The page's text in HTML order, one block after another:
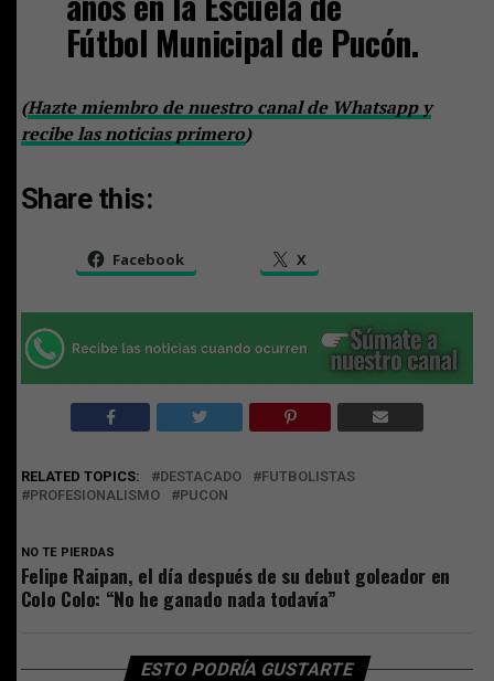
Fútbol Municipal de Pucón.
(Hazte miembro de nuestro canal de Whatsapp y
recibe las noticias primero)
Share this:
Facebook X
RELATED TOPICS: DESTACADO
FUTBOLISTAS
PROFESIONALISMO
PUCON
NO TE PIERDAS
Felipe Raipan, el día después de su debut goleador en
Colo Colo: “No he ganado nada todavía”
ESTO PODRÍA GUSTARTE